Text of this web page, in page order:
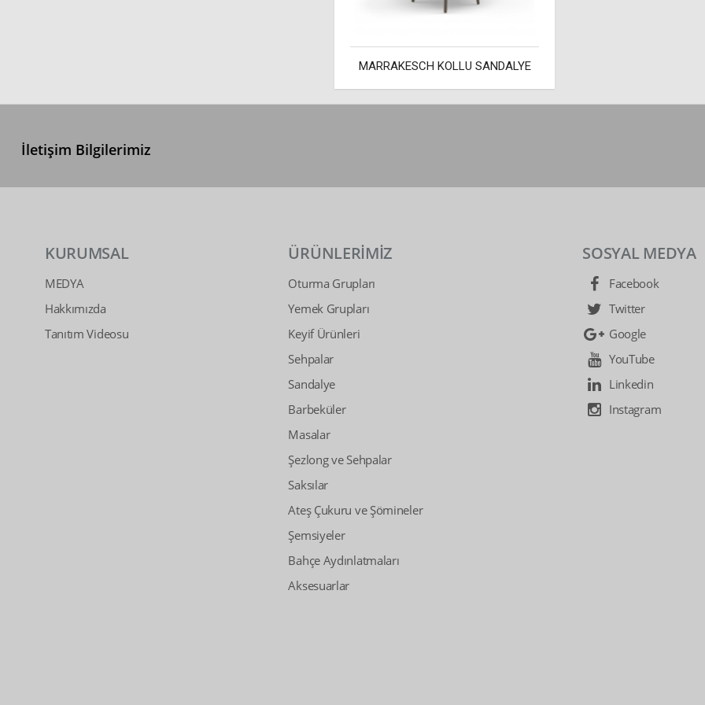
MARRAKESCH KOLLU SANDALYE
İletişim Bilgilerimiz
KURUMSAL
MEDYA
Hakkımızda
Tanıtım Videosu
ÜRÜNLERİMİZ
Oturma Grupları
Yemek Grupları
Keyif Ürünleri
Sehpalar
Sandalye
Barbeküler
Masalar
Şezlong ve Sehpalar
Saksılar
Ateş Çukuru ve Şömineler
Şemsiyeler
Bahçe Aydınlatmaları
Aksesuarlar
SOSYAL MEDYA
Facebook
Twitter
Google
YouTube
Linkedin
Instagram